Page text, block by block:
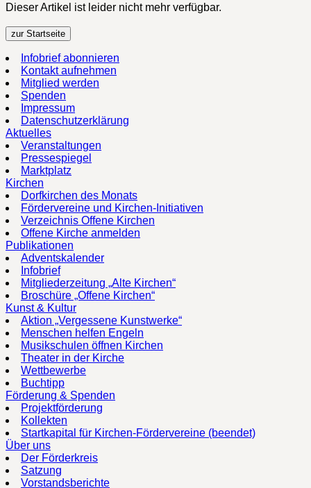
Dieser Artikel ist leider nicht mehr verfügbar.
zur Startseite
Infobrief abonnieren
Kontakt aufnehmen
Mitglied werden
Spenden
Impressum
Datenschutzerklärung
Aktuelles
Veranstaltungen
Pressespiegel
Marktplatz
Kirchen
Dorfkirchen des Monats
Fördervereine und Kirchen-Initiativen
Verzeichnis Offene Kirchen
Offene Kirche anmelden
Publikationen
Adventskalender
Infobrief
Mitgliederzeitung „Alte Kirchen“
Broschüre „Offene Kirchen“
Kunst & Kultur
Aktion „Vergessene Kunstwerke“
Menschen helfen Engeln
Musikschulen öffnen Kirchen
Theater in der Kirche
Wettbewerbe
Buchtipp
Förderung & Spenden
Projektförderung
Kollekten
Startkapital für Kirchen-Fördervereine (beendet)
Über uns
Der Förderkreis
Satzung
Vorstandsberichte